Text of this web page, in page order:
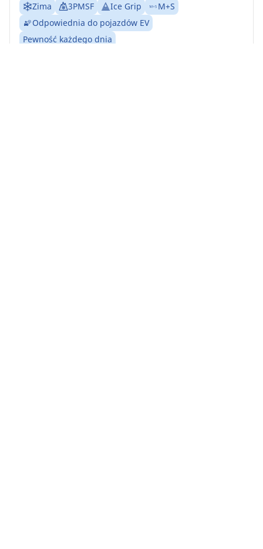
Zima 3PMSF Ice Grip
M+S
Odpowiednia do pojazdów EV
Pewność każdego dnia